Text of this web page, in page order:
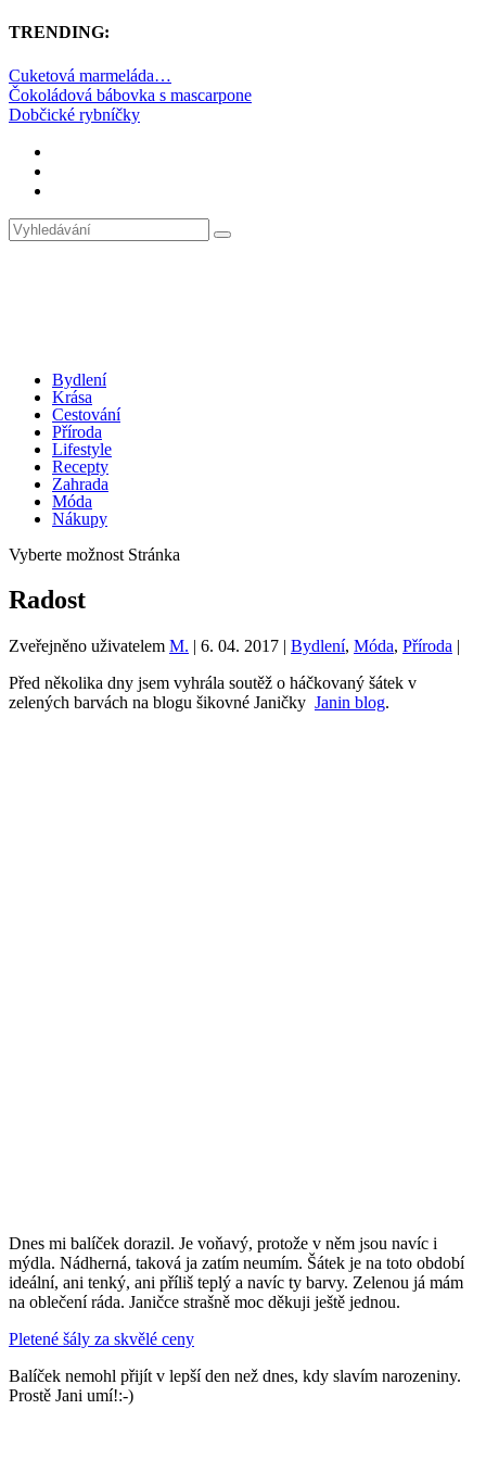
TRENDING:
Cuketová marmeláda…
Čokoládová bábovka s mascarpone
Dobčické rybníčky
Bydlení
Krása
Cestování
Příroda
Lifestyle
Recepty
Zahrada
Móda
Nákupy
Vyberte možnost Stránka
Radost
Zveřejněno uživatelem M. | 6. 04. 2017 | Bydlení, Móda, Příroda |
Před několika dny jsem vyhrála soutěž o háčkovaný šátek v
zelených barvách na blogu šikovné Janičky Janin blog.
Dnes mi balíček dorazil. Je voňavý, protože v něm jsou navíc i
mýdla. Nádherná, taková ja zatím neumím. Šátek je na toto období
ideální, ani tenký, ani příliš teplý a navíc ty barvy. Zelenou já mám
na oblečení ráda. Janičce strašně moc děkuji ještě jednou.
Pletené šály za skvělé ceny
Balíček nemohl přijít v lepší den než dnes, kdy slavím narozeniny.
Prostě Jani umí!:-)